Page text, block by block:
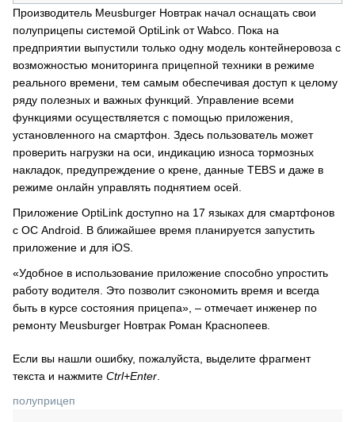
Производитель Meusburger Новтрак начал оснащать свои
полуприцепы системой OptiLink от Wabco. Пока на
предприятии выпустили только одну модель контейнеровоза с
возможностью мониторинга прицепной техники в режиме
реального времени, тем самым обеспечивая доступ к целому
ряду полезных и важных функций. Управление всеми
функциями осуществляется с помощью приложения,
установленного на смартфон. Здесь пользователь может
проверить нагрузки на оси, индикацию износа тормозных
накладок, предупреждение о крене, данные TEBS и даже в
режиме онлайн управлять поднятием осей.
Приложение OptiLink доступно на 17 языках для смартфонов
с ОС Android. В ближайшее время планируется запустить
приложение и для iOS.
«Удобное в использование приложение способно упростить
работу водителя. Это позволит сэкономить время и всегда
быть в курсе состояния прицепа», – отмечает инженер по
ремонту Meusburger Новтрак Роман Краснопеев.
Если вы нашли ошибку, пожалуйста, выделите фрагмент
текста и нажмите Ctrl+Enter
полуприцеп